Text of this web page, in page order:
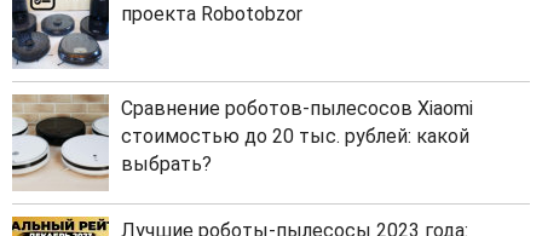
проекта Robotobzor
Сравнение роботов-пылесосов Xiaomi
стоимостью до 20 тыс. рублей: какой
выбрать?
Лучшие роботы-пылесосы 2023 года: